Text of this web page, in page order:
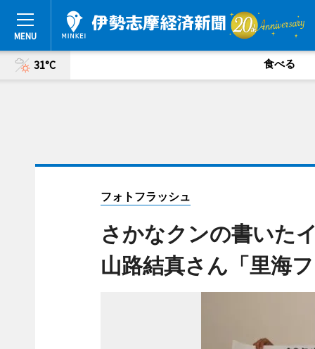
31°C 食べる
フォトフラッシュ
さかなクンの書いた
山路結真さん「里海